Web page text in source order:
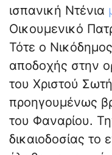
ισπανική Ντένια
Οικουμενικό
Τότε ο
αποδοχής στην
του Χριστού
προηγουμένως
του Φαναρίου.
δικαιοδοσίας το